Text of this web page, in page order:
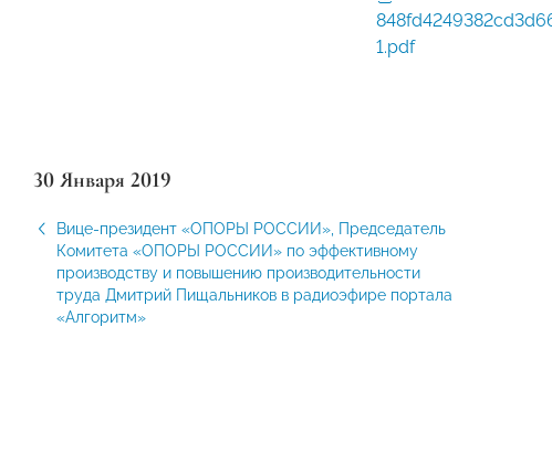
1.pdf
30 Января 2019
Вице-президент «ОПОРЫ РОССИИ», Председатель
Комитета «ОПОРЫ РОССИИ» по эффективному
производству и повышению производительности
труда Дмитрий Пищальников в радиоэфире портала
«Алгоритм»